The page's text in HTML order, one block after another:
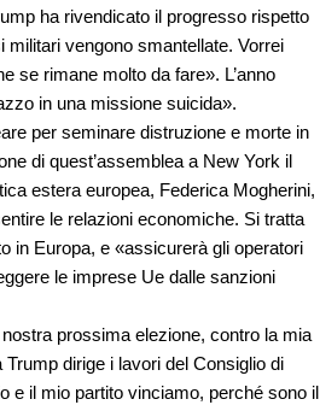
ha rivendicato il progresso rispetto
vengono smantellate. Vorrei
se rimane molto da fare». L’anno
in una missione suicida».
per seminare distruzione e morte in
di quest’assemblea a New York il
estera europea, Federica Mogherini,
le relazioni economiche. Si tratta
in Europa, e «assicurerà gli operatori
le imprese Ue dalle sanzioni
prossima elezione, contro la mia
dirige i lavori del Consiglio di
e il mio partito vinciamo, perché sono il